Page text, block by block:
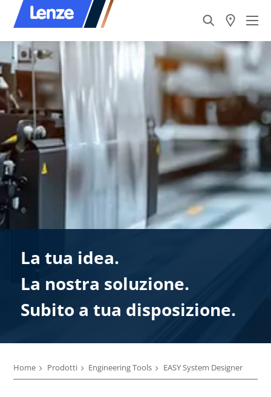
La tua idea.
La nostra soluzione.
Subito a tua disposizione.
Home Prodotti Engineering Tools EASY System Designer